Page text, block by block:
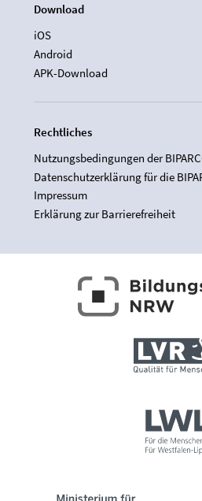
Download
iOS
Android
APK-Download
Rechtliches
Nutzungsbedingungen der
Datenschutzerklärung für die
Impressum
Erklärung zur Barrierefreiheit